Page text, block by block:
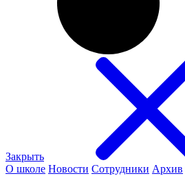
Закрыть
О школе Новости Сотрудники Архив